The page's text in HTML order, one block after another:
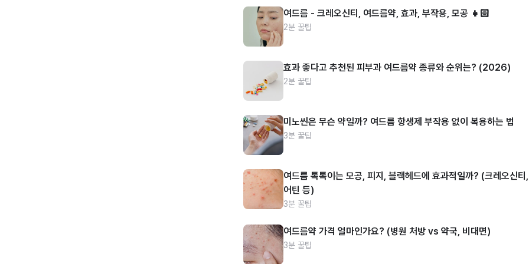
여드름 - 크레오신티, 여드름약, 효과, 부작용, 모공 👧🏻
2분 꿀팁
효과 좋다고 추천된 피부과 여드름약 종류와 순위는? (2026)
2분 꿀팁
미노씬은 무슨 약일까? 여드름 항생제 부작용 없이 복용하는 법
3분 꿀팁
여드름 톡톡이는 모공, 피지, 블랙헤드에 효과적일까? (크레오신티
어틴 등)
3분 꿀팁
여드름약 가격 얼마인가요? (병원 처방 vs 약국, 비대면)
3분 꿀팁